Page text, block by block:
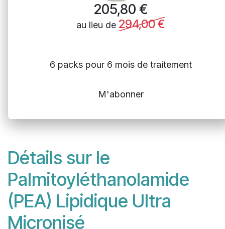
205,80 €
au lieu de 294,00€
6 packs pour 6 mois de traitement
M'abonner
Détails sur le
Palmitoyléthanolamide
(PEA) Lipidique Ultra
Micronisé